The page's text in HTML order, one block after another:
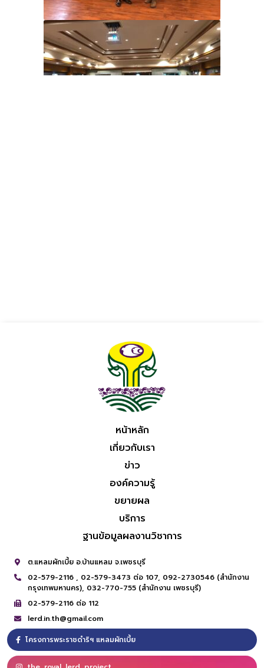
หน้าหลัก
เกี่ยวกับเรา
ข่าว
องค์ความรู้
ขยายผล
บริการ
ฐานข้อมูลผลงานวิชาการ
ต.แหลมผักเบี้ย อ.บ้านแหลม จ.เพชรบุรี
02-579-2116 , 02-579-3473 ต่อ 107, 092-2730546 (สำนักงาน
กรุงเทพมหานคร), 032-770-755 (สำนักงาน เพชรบุรี)
02-579-2116 ต่อ 112
lerd.in.th@gmail.com
โครงการพระราชดำริฯ แหลมผักเบี้ย